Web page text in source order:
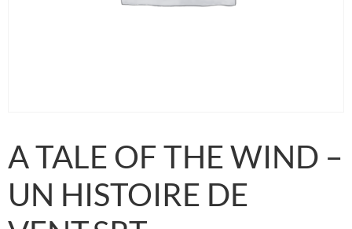
A TALE OF THE WIND –
UN HISTOIRE DE